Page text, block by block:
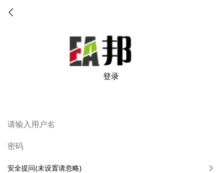
登录
安全提问(未设置请忽略)